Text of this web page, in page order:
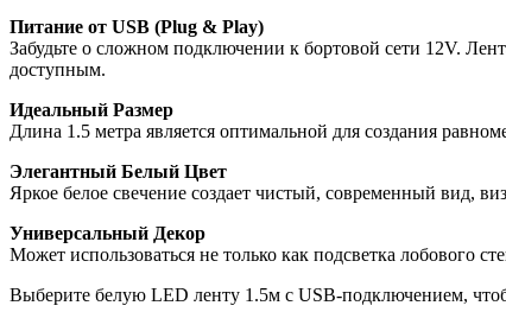
Питание от USB (Plug & Play)
Забудьте о сложном подключении к бортовой сети 12V.
доступным.
Идеальный Размер
Длина 1.5 метра является оптимальной для создания
Элегантный Белый Цвет
Яркое белое свечение создает чистый, современный вид,
Универсальный Декор
Может использоваться не только как подсветка лобового
Выберите белую LED ленту 1.5м с USB-подключением,